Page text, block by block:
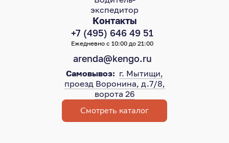
Контакты
+7 (495) 646 49 51
Ежедневно с 10:00 до 21:00
arenda@kengo.ru
Самовывоз: г. Мытищи,
проезд Воронина, д.7/8,
ворота 26
Смотреть каталог
экспедитор